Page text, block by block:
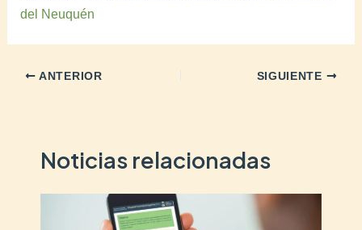
del Neuquén
ANTERIOR SIGUIENTE
Noticias relacionadas